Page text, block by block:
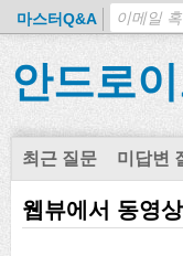
마스터Q&A
안드로
최근 질문 미답변
웹뷰에서 동영